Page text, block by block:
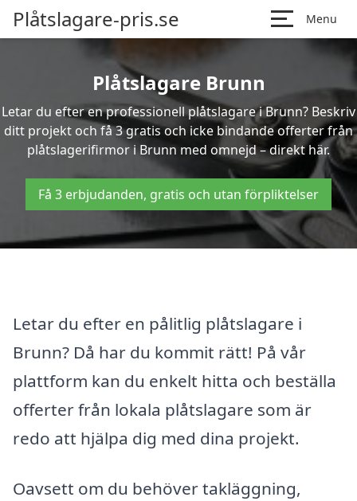
Plåtslagare-pris.se Menu
Plåtslagare Brunn
Letar du efter en professionell plåtslagare i Brunn? Beskriv
ditt projekt och få 3 gratis och icke bindande offerter från
plåtslagerifirmor i Brunn med omnejd – direkt här.
Få 3 erbjudanden, gratis och utan förpliktelser
Letar du efter en pålitlig plåtslagare i
Brunn? Då har du kommit rätt! På vår
plattform kan du enkelt hitta och beställa
offerter från lokala plåtslagare som är
redo att hjälpa dig med dina projekt.
Oavsett om du behöver takläggning,